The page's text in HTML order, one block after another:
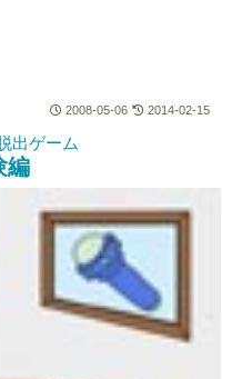
2008-05-06 2014-02-15
出ゲーム
編